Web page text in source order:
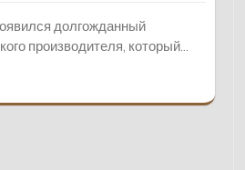
долгожданный
производителя, который…